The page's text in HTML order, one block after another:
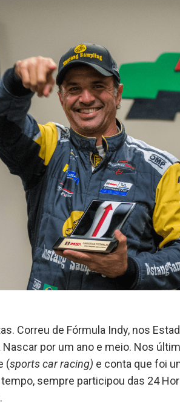
Correu de Fórmula Indy, nos
por um ano e meio. Nos
(sports car racing) e conta que foi
sempre participou das 24